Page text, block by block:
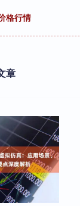
格行情
章